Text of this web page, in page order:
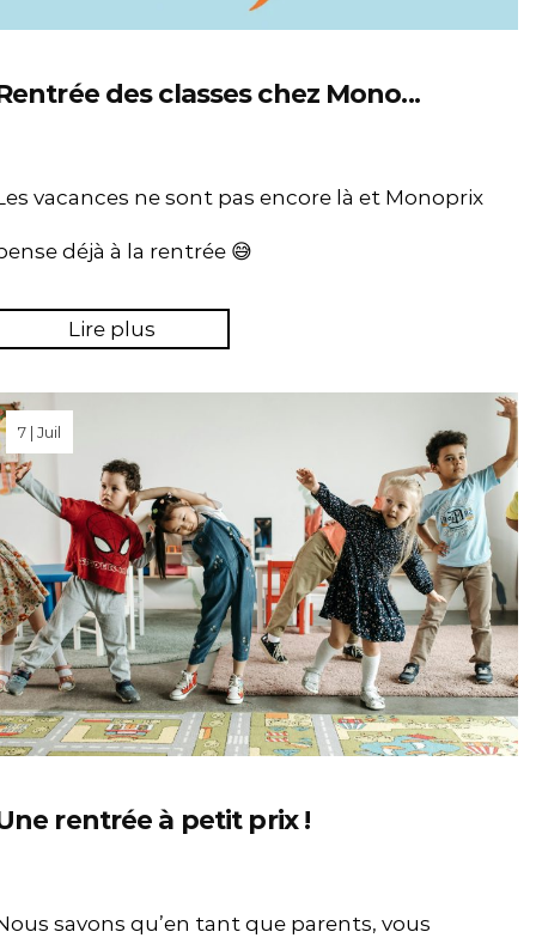
des classes chez Mono...
vacances ne sont pas encore là et Monoprix
déjà à la rentrée 😅
Lire plus
7 | Juil
rentrée à petit prix !
savons qu’en tant que parents, vous